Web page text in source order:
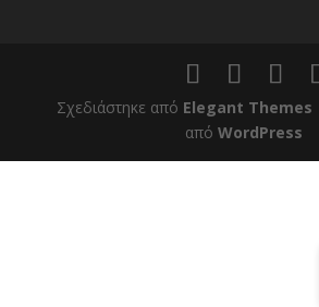
Σχεδιάστηκε από Elegant Themes
από WordPress